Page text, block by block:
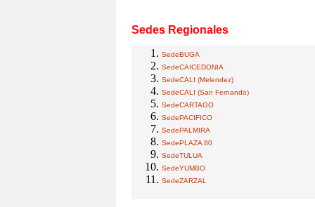
Sedes Regionales
SedeBUGA
SedeCAICEDONIA
SedeCALI (Melendez)
SedeCALI (San Fernando)
SedeCARTAGO
SedePACIFICO
SedePALMIRA
SedePLAZA 80
SedeTULUA
SedeYUMBO
SedeZARZAL